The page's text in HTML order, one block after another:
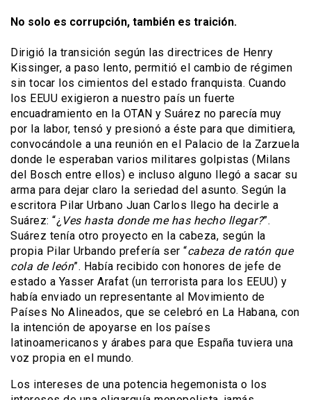
No solo es corrupción, también es traición.
Dirigió la transición según las directrices de Henry
Kissinger, a paso lento, permitió el cambio de régimen
sin tocar los cimientos del estado franquista. Cuando
los EEUU exigieron a nuestro país un fuerte
encuadramiento en la OTAN y Suárez no parecía muy
por la labor, tensó y presionó a éste para que dimitiera,
convocándole a una reunión en el Palacio de la Zarzuela
donde le esperaban varios militares golpistas (Milans
del Bosch entre ellos) e incluso alguno llegó a sacar su
arma para dejar claro la seriedad del asunto. Según la
escritora Pilar Urbano Juan Carlos llego ha decirle a
Suárez: “¿ Ves hasta donde me has hecho llegar?”.
Suárez tenía otro proyecto en la cabeza, según la
propia Pilar Urbando prefería ser “cabeza de ratón que
cola de león”. Había recibido con honores de jefe de
estado a Yasser Arafat (un terrorista para los EEUU) y
había enviado un representante al Movimiento de
Países No Alineados, que se celebró en La Habana, con
la intención de apoyarse en los países
latinoamericanos y árabes para que España tuviera una
voz propia en el mundo.
Los intereses de una potencia hegemonista o los